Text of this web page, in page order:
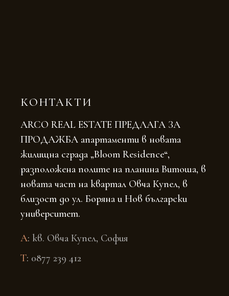
КОНТАКТИ
ARCO REAL ESTATE ПРЕДЛАГА ЗА
ПРОДАЖБА апартаменти в новата
жилищна сграда „Bloom Residence“,
разположена полите на планина Витоша, в
новата част на квартал Овча Купел, в
близост до ул. Боряна и Нов български
университет.
A:кв. Овча Купел, София
T: 0877 239 412